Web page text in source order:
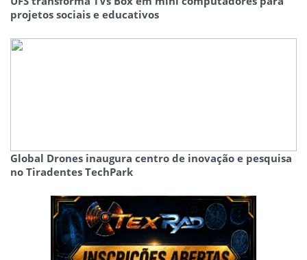
projetos sociais e educativos
Global Drones inaugura centro de inovação e pesquisa
no Tiradentes TechPark